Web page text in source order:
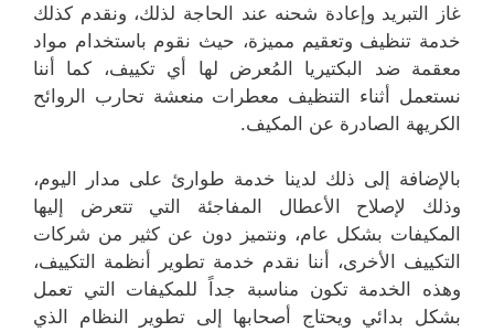
غاز التبريد وإعادة شحنه عند الحاجة لذلك، ونقدم كذلك
خدمة تنظيف وتعقيم مميزة، حيث نقوم باستخدام مواد
معقمة ضد البكتيريا المُعرض لها أي تكييف، كما أننا
نستعمل أثناء التنظيف معطرات منعشة تحارب الروائح
الكريهة الصادرة عن المكيف.
بالإضافة إلى ذلك لدينا خدمة طوارئ على مدار اليوم،
وذلك لإصلاح الأعطال المفاجئة التي تتعرض إليها
المكيفات بشكل عام، ونتميز دون عن كثير من شركات
التكييف الأخرى، أننا نقدم خدمة تطوير أنظمة التكييف،
وهذه الخدمة تكون مناسبة جداً للمكيفات التي تعمل
بشكل بدائي ويحتاج أصحابها إلى تطوير النظام الذي